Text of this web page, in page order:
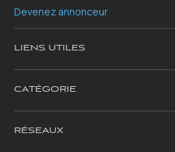
Devenez annonceur
LIENS UTILES
CATÉGORIE
RÉSEAUX